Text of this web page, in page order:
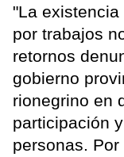
"La
por trabajos
retornos
gobierno
rionegrino en
participación
personas.